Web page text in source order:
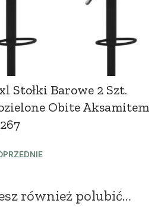
Stołki Barowe 2 Szt.
Obite Aksamitem
również polubić…